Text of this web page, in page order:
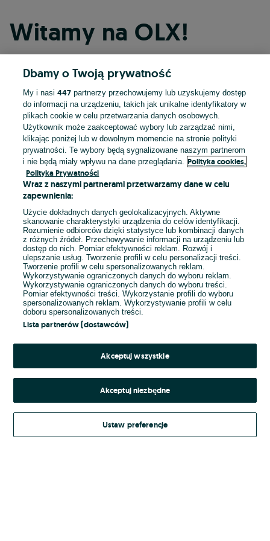
Witamy na OLX!
Kontynuuj przez Facebooka
Kontynuuj przez konto Apple
Kontynuuj przez konto Google
LUB
E-mail
Hasło
Kontynuując za pośrednictwem jednego z dostawców wskazanych powyżej,
Regulamin serwisu OLX.pl w jego aktualnym brzmieniu.
Dbamy o Twoją prywatność
My i nasi447 partnerzy przechowujemy lub uzyskujemy dostęp
do informacji na urządzeniu, takich jak unikalne identyfikatory w
plikach cookie w celu przetwarzania danych osobowych.
Użytkownik może zaakceptować wybory lub zarządzać nimi,
klikając poniżej lub w dowolnym momencie na stronie polityki
prywatności. Te wybory będą sygnalizowane naszym partnerom
i nie będą miały wpływu na dane przeglądania.
Polityka cookies,
Polityka Prywatności
Wraz z naszymi partnerami przetwarzamy dane w celu
zapewnienia:
Użycie dokładnych danych geolokalizacyjnych. Aktywne
skanowanie charakterystyki urządzenia do celów identyfikacji.
Rozumienie odbiorców dzięki statystyce lub kombinacji danych
z różnych źródeł. Przechowywanie informacji na urządzeniu lub
dostęp do nich. Pomiar efektywności reklam. Rozwój i
ulepszanie usług. Tworzenie profili w celu personalizacji treści.
Tworzenie profili w celu spersonalizowanych reklam.
Wykorzystywanie ograniczonych danych do wyboru reklam.
Wykorzystywanie ograniczonych danych do wyboru treści.
Pomiar efektywności treści. Wykorzystanie profili do wyboru
spersonalizowanych reklam. Wykorzystywanie profili w celu
doboru spersonalizowanych treści.
Lista partnerów (dostawców)
Akceptuj wszystkie
Akceptuj niezbędne
Ustaw preferencje